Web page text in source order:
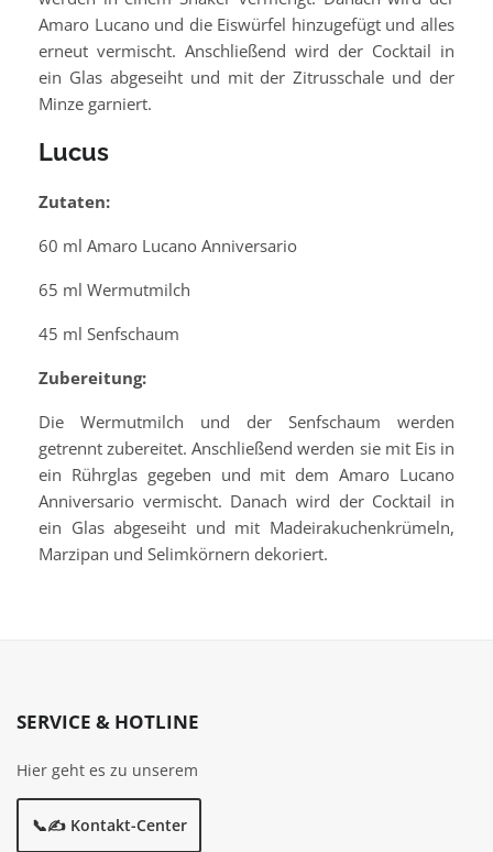
Amaro Lucano und die Eiswürfel hinzugefügt und alles
erneut vermischt. Anschließend wird der Cocktail in
ein Glas abgeseiht und mit der Zitrusschale und der
Minze garniert.
Lucus
Zutaten:
60 ml Amaro Lucano Anniversario
65 ml Wermutmilch
45 ml Senfschaum
Zubereitung:
Die Wermutmilch und der Senfschaum werden
getrennt zubereitet. Anschließend werden sie mit Eis in
ein Rührglas gegeben und mit dem Amaro Lucano
Anniversario vermischt. Danach wird der Cocktail in
ein Glas abgeseiht und mit Madeirakuchenkrümeln,
Marzipan und Selimkörnern dekoriert.
SERVICE & HOTLINE
Hier geht es zu unserem
📞✍️ Kontakt-Center